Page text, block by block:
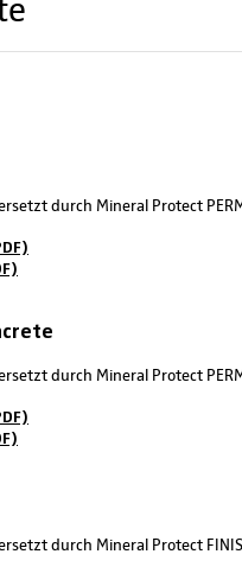
durch Mineral Protect
durch Mineral Protect
durch Mineral Protect